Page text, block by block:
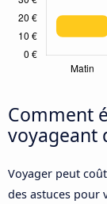
Comment
voyageant
Voyager peut
des astuces pour